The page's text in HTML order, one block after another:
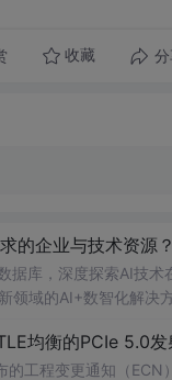
收藏
的企业与技术资源
据库，深度探索AI技
领域的AI+数智化解决
均衡的PCIe 5.0
的工程变更通知（